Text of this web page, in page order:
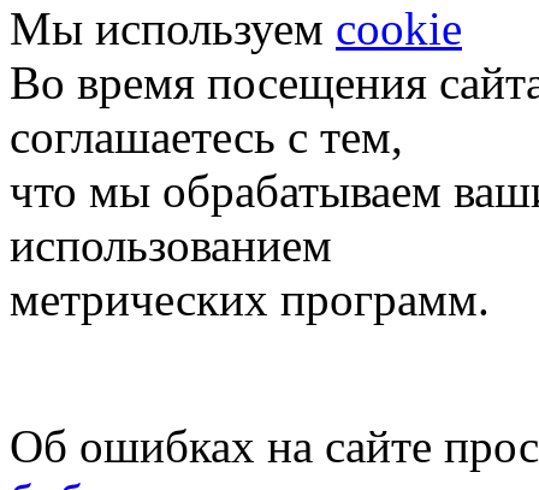
Мы используем cookie
Во время посещения
соглашаетесь с тем,
что мы обрабатываем
использованием
метрических программ.
Об ошибках на сайте